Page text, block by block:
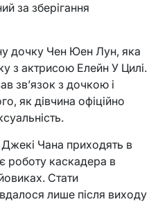
за зберігання
дочку Чен Юен Лун, яка
з актрисою Елейн У Цилі.
зв’язок з дочкою і
як дівчина офіційно
Джекі Чана приходять в
роботу каскадера в
Стати
лише після виходу